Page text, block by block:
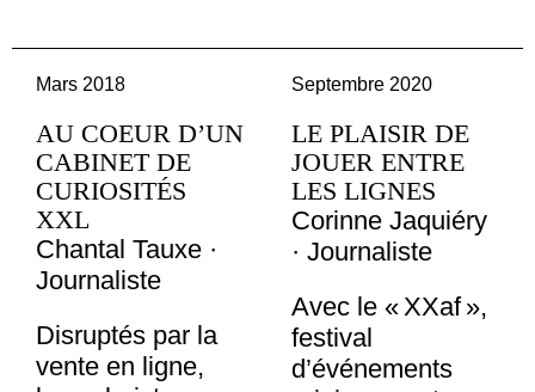
Mars 2018
AU COEUR D’UN
CABINET DE
CURIOSITÉS
XXL
Chantal Tauxe ·
Journaliste
Disruptés par la
vente en ligne,
Septembre 2020
LE PLAISIR DE
JOUER ENTRE
LES LIGNES
Corinne Jaquiéry
· Journaliste
Avec le « XXaf »,
festival
d’événements